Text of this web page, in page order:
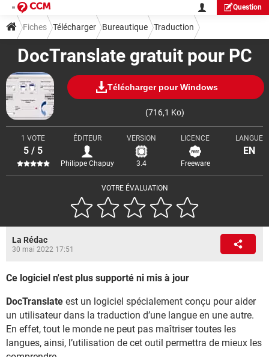
Question
DocTranslate gratuit pour PC
Télécharger pour Windows
(716,1 Ko)
VOTRE ÉVALUATION
1 VOTE
5 / 5
ÉDITEUR
Philippe Chapuy
VERSION
3.4
LICENCE
Freeware
LANGUE
EN
Fiches Télécharger Bureautique Traduction
La Rédac
30 mai 2022 17:51
Ce logiciel n'est plus supporté ni mis à jour
DocTranslate est un logiciel spécialement conçu pour aider
un utilisateur dans la traduction d’une langue en une autre.
En effet, tout le monde ne peut pas maîtriser toutes les
langues, ainsi, l’utilisation de cet outil permettra de mieux les